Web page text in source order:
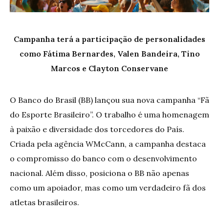
Campanha terá a participação de personalidades
como Fátima Bernardes, Valen Bandeira, Tino
Marcos e Clayton Conservane
O Banco do Brasil (BB) lançou sua nova campanha “Fã
do Esporte Brasileiro”. O trabalho é uma homenagem
à paixão e diversidade dos torcedores do País.
Criada pela agência WMcCann, a campanha destaca
o compromisso do banco com o desenvolvimento
nacional. Além disso, posiciona o BB não apenas
como um apoiador, mas como um verdadeiro fã dos
atletas brasileiros.